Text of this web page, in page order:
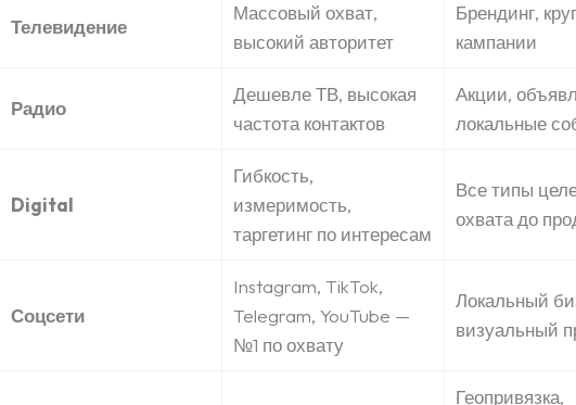
Телевидение
Массовый охват,
высокий авторитет
Брендинг,
кампании
Радио
Дешевле ТВ, высокая
частота контактов
Акции,
локальные
Digital
Гибкость,
измеримость,
таргетинг по интересам
Все типы
охвата до
Соцсети
Instagram, TikTok,
Telegram, YouTube —
№1 по охвату
Локальный
визуальный
Геопривязка,